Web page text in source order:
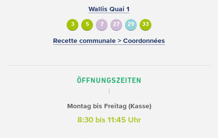
Wallis Quai 1
3 5 7 27 29 33
Recette communale > Coordonnées
ÖFFNUNGSZEITEN
Montag bis Freitag (Kasse)
8:30 bis 11:45 Uhr